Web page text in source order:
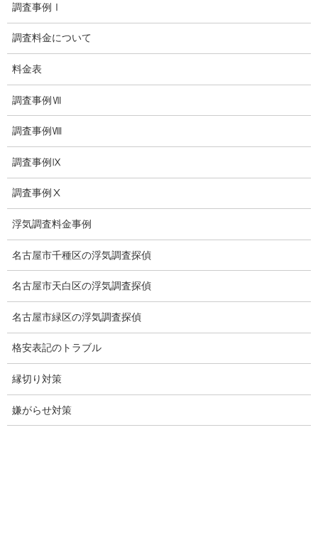
お知らせ
いじめ相談
子供の虐待
児童虐待防止対策
日本版DBS
探偵学校
探偵塾
お問い合わせ
愛知県内出張面談実施中
浮気調査専門
結婚前の行動調査
調査事例Ⅰ
調査料金について
料金表
調査事例Ⅶ
調査事例Ⅷ
調査事例Ⅸ
調査事例Ⅹ
浮気調査料金事例
名古屋市千種区の浮気調査探偵
名古屋市天白区の浮気調査探偵
名古屋市緑区の浮気調査探偵
格安表記のトラブル
縁切り対策
嫌がらせ対策